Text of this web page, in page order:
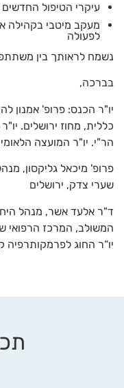
עיקרי הטיפול
לפעולה
נשמח לראותך בין
בברכה,
יו"ר הכנס: פרופ'
כללית, מחוז ירושלים.
הר"י. יו"ר המועצה
פרופ' מיכאל גליקסון,
שערי צדק, ירושלים
ד"ר אלעד אשר, מנהל
המשולב, המרכז הרפואי
יו“ר החוג לפרמקותרפיה